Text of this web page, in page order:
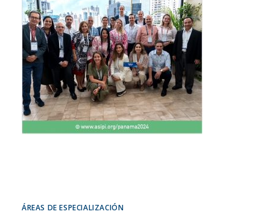
ÁREAS DE ESPECIALIZACIÓN